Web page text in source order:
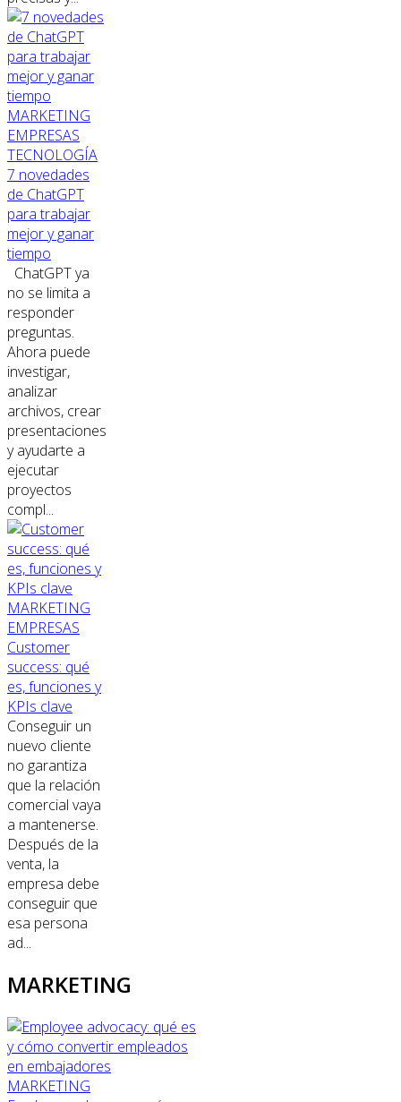
MARKETING
EMPRESAS
TECNOLOGÍA
7 novedades
de ChatGPT
para trabajar
mejor y ganar
tiempo
ChatGPT ya
no se limita a
responder
preguntas.
Ahora puede
investigar,
analizar
archivos, crear
presentaciones
y ayudarte a
ejecutar
proyectos
compl...
MARKETING
EMPRESAS
Customer
success: qué
es, funciones y
KPIs clave
Conseguir un
nuevo cliente
no garantiza
que la relación
comercial vaya
a mantenerse.
Después de la
venta, la
empresa debe
conseguir que
esa persona
ad...
MARKETING
MARKETING